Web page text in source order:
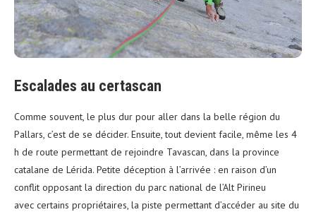
Escalades au certascan
Comme souvent, le plus dur pour aller dans la belle région du
Pallars, c’est de se décider. Ensuite, tout devient facile, même les 4
h de route permettant de rejoindre Tavascan, dans la province
catalane de Lérida. Petite déception à l’arrivée : en raison d’un
conflit opposant la direction du parc national de l’Alt Pirineu
avec certains propriétaires, la piste permettant d’accéder au site du